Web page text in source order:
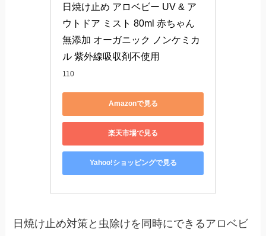
日焼け止め アロベビー UV & ア
ウトドア ミスト 80ml 赤ちゃん
無添加 オーガニック ノンケミカ
ル 紫外線吸収剤不使用
110
Amazonで見る
楽天市場で見る
Yahoo!ショッピングで見る
日焼け止め対策と虫除けを同時にできるアロベビ